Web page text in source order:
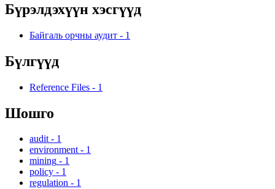
Бүрэлдэхүүн хэсгүүд
Байгаль орчны аудит - 1
Бүлгүүд
Reference Files - 1
Шошго
audit - 1
environment - 1
mining - 1
policy - 1
regulation - 1